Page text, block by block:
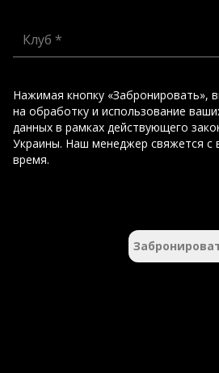
Клуб *
Нажимая кнопку «Забронировать»,
на обработку и использование
данных в рамках действующего
Украины. Наш менеджер свяжется с
время.